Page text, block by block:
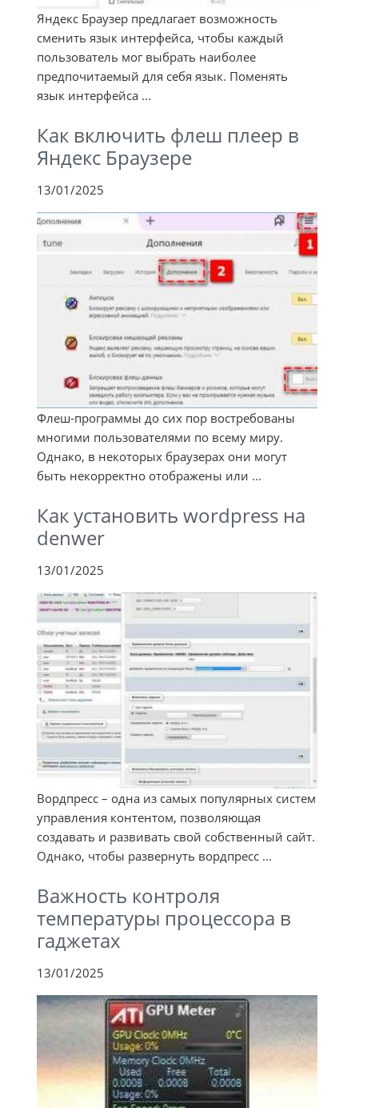
Яндекс Браузер предлагает возможность
сменить язык интерфейса, чтобы каждый
пользователь мог выбрать наиболее
предпочитаемый для себя язык. Поменять
язык интерфейса ...
Как включить флеш плеер в
Яндекс Браузере
13/01/2025
Флеш-программы до сих пор востребованы
многими пользователями по всему миру.
Однако, в некоторых браузерах они могут
быть некорректно отображены или ...
Как установить wordpress на
denwer
13/01/2025
Вордпресс – одна из самых популярных систем
управления контентом, позволяющая
создавать и развивать свой собственный сайт.
Однако, чтобы развернуть вордпресс ...
Важность контроля
температуры процессора в
гаджетах
13/01/2025